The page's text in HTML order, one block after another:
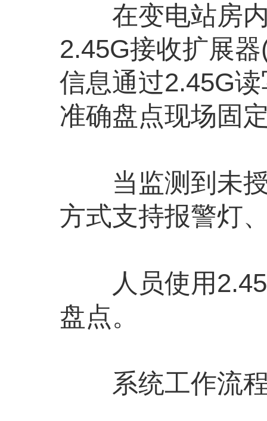
在变电站房内
2.45G接收扩展
信息通过2.45G
准确盘点现场固
当监测到未授
方式支持报警灯
人员使用
盘点。
系统工作流